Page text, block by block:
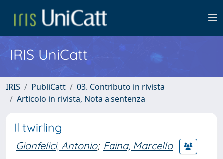
IRIS UniCatt
IRIS PubliCatt
03. Contributo in rivista
Articolo in rivista, Nota a sentenza
Il twirling
Gianfelici, Antonio; Faina, Marcello